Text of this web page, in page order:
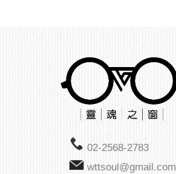
02-2568-2783
wttsoul@gmail.com